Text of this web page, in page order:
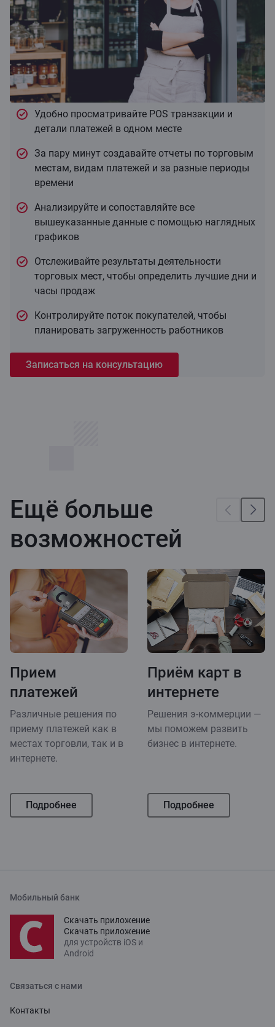
Удобно просматривайте POS транзакции и
детали платежей в одном месте
За пару минут создавайте отчеты по торговым
местам, видам платежей и за разные периоды
времени
Анализируйте и сопоставляйте все
вышеуказанные данные с помощью наглядных
графиков
Отслеживайте результаты деятельности
торговых мест, чтобы определить лучшие дни и
часы продаж
Контролируйте поток покупателей, чтобы
планировать загруженность работников
Записаться на консультацию
Ещё больше
возможностей
Прием
платежей
Различные решения по
приему платежей как в
местах торговли, так и в
интернете.
Подробнее
Приём карт в
интернете
Решения э-коммерции —
мы поможем развить
бизнес в интернете.
Подробнее
Мобильный банк
Скачать приложение
Скачать приложение
для устройств iOS и
Android
Связаться с нами
Контакты